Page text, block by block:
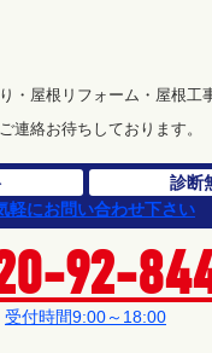
・屋根リフォーム・屋根工
連絡お待ちしております。
診断
軽にお問い合わせ下さい
92-
受付時間9:00～18:00